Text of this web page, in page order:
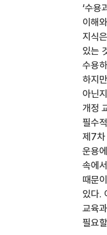
‘수용
이해
지식
있는
수용
하지
아닌
개정
필수
제7차
운용
속에
때문
있다.
교육
필요